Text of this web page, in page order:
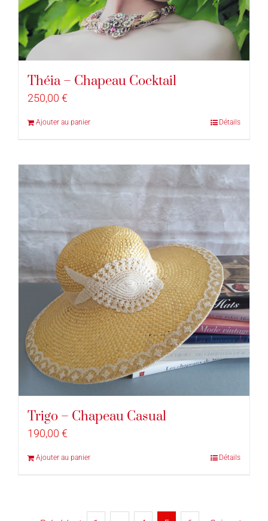
Théia – Chapeau Cocktail
250,00 €
Ajouter au panier Détails
Trigo – Chapeau Casual
190,00 €
Ajouter au panier Détails